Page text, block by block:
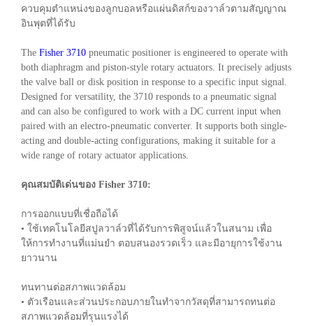
ควบคุมตำแหน่งของลูกบอลหรือแผ่นดิสก์ของวาล์วตามสัญญาณ
อินพุตที่ได้รับ
The Fisher 3710 pneumatic positioner is engineered to operate with
both diaphragm and piston-style rotary actuators. It precisely adjusts
the valve ball or disk position in response to a specific input signal.
Designed for versatility, the 3710 responds to a pneumatic signal
and can also be configured to work with a DC current input when
paired with an electro-pneumatic converter. It supports both single-
acting and double-acting configurations, making it suitable for a
wide range of rotary actuator applications.
คุณสมบัติเด่นของ Fisher 3710:
การออกแบบที่เชื่อถือได้
• ใช้เทคโนโลยีสปูลวาล์วที่ได้รับการพิสูจน์แล้วในสนาม เพื่อ
ให้การทำงานที่แม่นยำ ตอบสนองรวดเร็ว และมีอายุการใช้งาน
ยาวนาน
ทนทานต่อสภาพแวดล้อม
• ตัวเรือนและส่วนประกอบภายในทำจากวัสดุที่สามารถทนต่อ
สภาพแวดล้อมที่รุนแรงได้